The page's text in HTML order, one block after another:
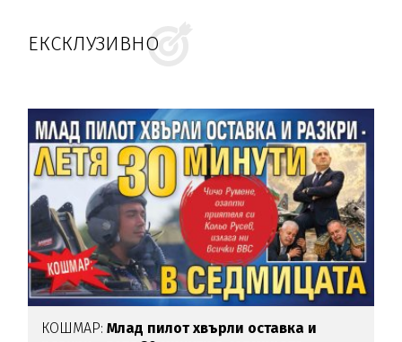
ЕКСКЛУЗИВНО
КОШМАР:Млад пилот хвърли оставка и